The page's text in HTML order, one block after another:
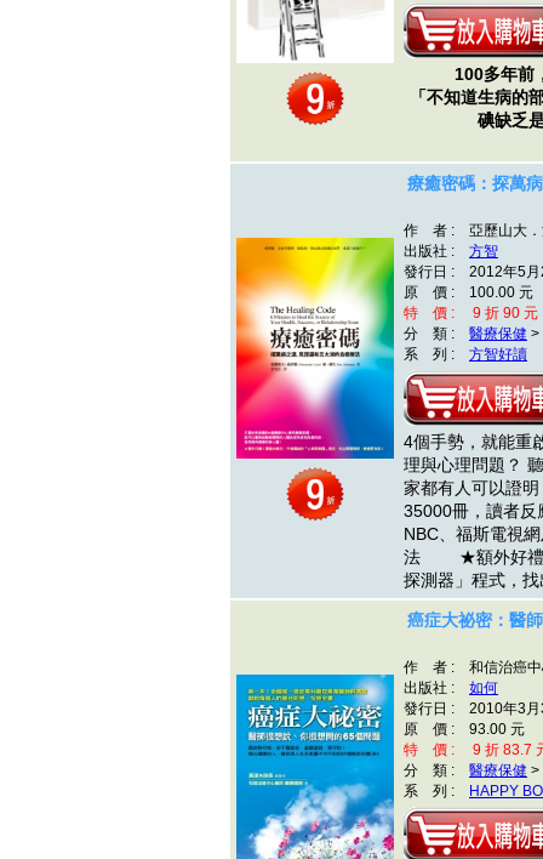
100多年前
「不知道生病的
碘缺乏
療癒密碼：探萬
作 者 : 亞歷山大．
出版社 : 方智
發行日 : 2012年5月
原 價 : 100.00 元
特 價 : 9 折 90 元
分 類 : 醫療保健 >
系 列 : 方智好讀
4個手勢，就能重
理與心理問題？
家都有人可以證
35000冊，讀者
NBC、福斯電視
法 ★額外好禮！
探測器」程式，
癌症大祕密：醫
作 者 : 和信治癌中
出版社 : 如何
發行日 : 2010年3月
原 價 : 93.00 元
特 價 : 9 折 83.7
分 類 : 醫療保健 >
系 列 :
HAPPY